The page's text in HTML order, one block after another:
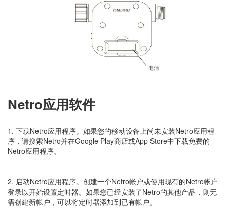
Netro应用软件
1. 下载Netro应用程序。如果您的移动设备上尚未安装Netro应用程
序，请搜索Netro并在Google Play商店或App Store中下载免费的
Netro应用程序。
2. 启动Netro应用程序。创建一个Netro帐户或使用现有的Netro帐户
登录以开始设置定时器。如果您已经安装了Netro的其他产品，则无
需创建新帐户，可以将定时器添加到已有帐户。